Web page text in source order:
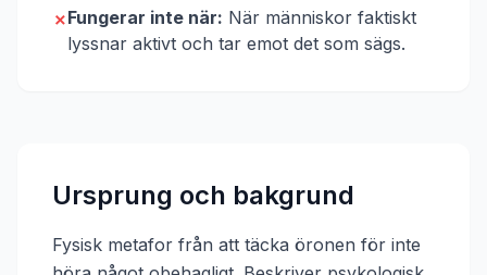
✗Fungerar inte när: När människor faktiskt
lyssnar aktivt och tar emot det som sägs.
Ursprung och bakgrund
Fysisk metafor från att täcka öronen för inte